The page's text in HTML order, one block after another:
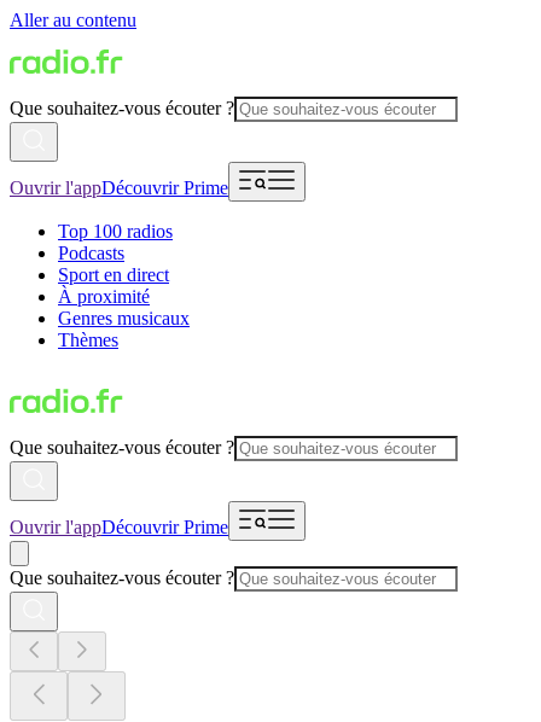
Aller au contenu
Que souhaitez-vous écouter ?
Ouvrir l'appDécouvrir Prime
Top 100 radios
Podcasts
Sport en direct
À proximité
Genres musicaux
Thèmes
Que souhaitez-vous écouter ?
Ouvrir l'appDécouvrir Prime
Que souhaitez-vous écouter ?